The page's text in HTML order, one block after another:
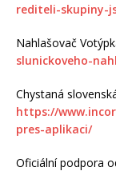
rediteli-skupiny-
Nahlašovač
slunickoveho-
Chystaná
https://
pres-aplikaci/
Oficiální podpora